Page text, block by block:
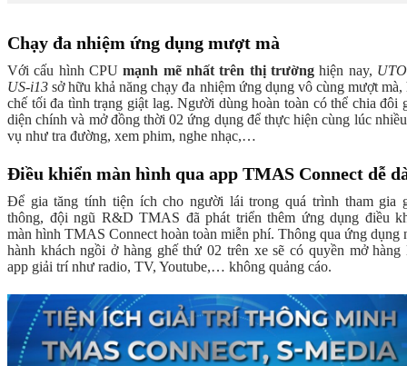
Chạy đa nhiệm ứng dụng mượt mà
Với cấu hình CPUmạnh mẽ nhất trên thị trường hiện nay,
US-i13sở hữu khả năng chạy đa nhiệm ứng dụng vô cùng mượt mà,
chế tối đa tình trạng giật lag. Người dùng hoàn toàn có thể chia đôi
diện chính và mở đồng thời 02 ứng dụng để thực hiện cùng lúc
vụ như tra đường, xem phim, nghe nhạc,…
Điều khiển màn hình qua app TMAS Connect dễ
Để gia tăng tính tiện ích cho người lái trong quá trình tham gia
thông, đội ngũ R&D TMAS đã phát triển thêm ứng dụng điều
màn hình TMAS Connect hoàn toàn miễn phí. Thông qua ứng dụng
hành khách ngồi ở hàng ghế thứ 02 trên xe sẽ có quyền mở hàng
app giải trí như radio, TV, Youtube,… không quảng cáo.